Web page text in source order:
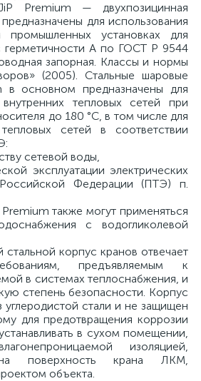
Premium — двухпозицинная
для использования
установках для
герметичности А по ГОСТ Р 9544
запорная. Классы и нормы
(2005). Стальные шаровые
в основном предназначены для
тепловых сетей при
до 180 °С, в том числе для
сетей в соответствии
сетевой воды,
эксплуатации электрических
Федерации (ПТЭ) п.
также могут применяться
с водогликолевой
корпус кранов отвечает
предъявляемым к
в системах теплоснабжения, и
степень безопасности. Корпус
углеродистой стали и не защищен
для предотвращения коррозии
в сухом помещении,
изоляцией,
поверхность крана ЛКМ,
объекта.